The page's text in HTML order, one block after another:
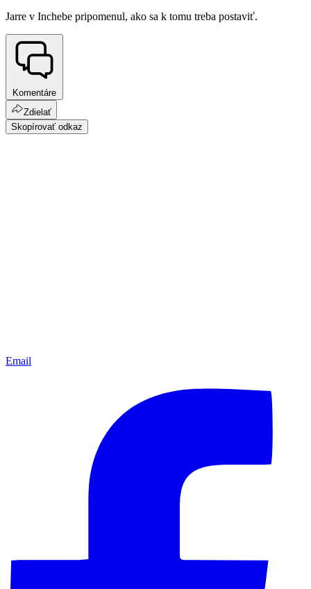
Jarre v Inchebe pripomenul, ako sa k tomu treba postaviť.
Komentáre
Zdielať
Skopírovať odkaz
Email